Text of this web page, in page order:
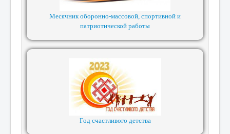
Месячник оборонно-массовой, спортивной и
патриотической работы
Год счастливого детства